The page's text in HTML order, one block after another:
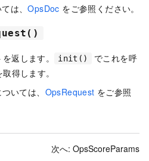
は、OpsDoc をご参照ください。
返します。 init()
でこれを呼
得します。
いては、 OpsRequest をご参照
次へ: OpsScoreParams